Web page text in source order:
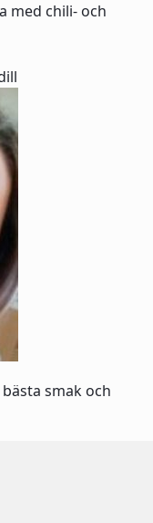
med chili- och
smak och